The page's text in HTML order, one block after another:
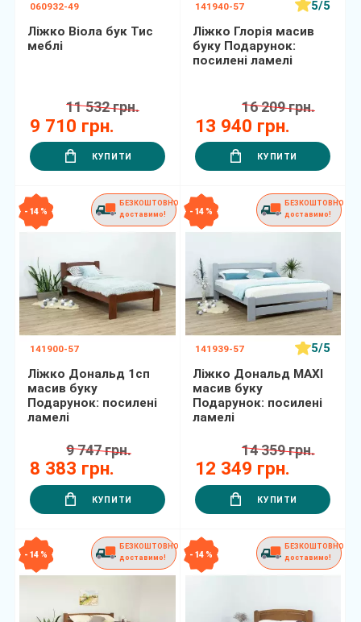
060932-49
Ліжко Віола бук Тис
меблі
9 710 грн.
11 532 грн.
КУПИТИ
141940-57
5/5
Ліжко Глорія масив
буку Подарунок:
посилені ламелі
13 940 грн.
16 209 грн.
КУПИТИ
- 14 %
БЕЗКОШТОВНО
доставимо!
141900-57
Ліжко Дональд 1сп
масив буку
Подарунок: посилені
ламелі
8 383 грн.
9 747 грн.
КУПИТИ
- 14 %
БЕЗКОШТОВНО
доставимо!
141939-57
5/5
Ліжко Дональд MAXI
масив буку
Подарунок: посилені
ламелі
12 349 грн.
14 359 грн.
КУПИТИ
- 14 %
БЕЗКОШТОВНО
доставимо!
- 14 %
БЕЗКОШТОВНО
доставимо!